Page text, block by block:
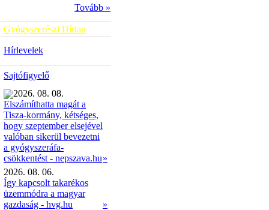
Tovább »
Gyógyszerészi Hírlap
Hírlevelek
Sajtófigyelő
2026. 08. 08.
Elszámíthatta magát a
Tisza-kormány, kétséges,
hogy szeptember elsejével
valóban sikerül bevezetni
a gyógyszeráfa-
csökkentést - nepszava.hu»
2026. 08. 06.
Így kapcsolt takarékos
üzemmódra a magyar
gazdaság - hvg.hu
»